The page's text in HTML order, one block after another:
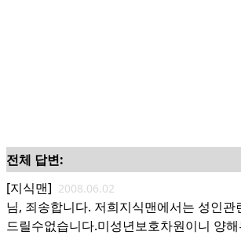
전체 답변:
[지식맨] 2008.06.02
님, 죄송합니다. 저희지식맨에서는 성인관
드릴수없습니다.미성년보호차원이니 양